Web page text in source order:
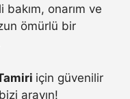
onarım ve
ömürlü bir
için güvenilir
arayın!